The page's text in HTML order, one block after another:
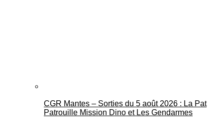
CGR Mantes – Sorties du 5 août 2026 : La Pat
Patrouille Mission Dino et Les Gendarmes